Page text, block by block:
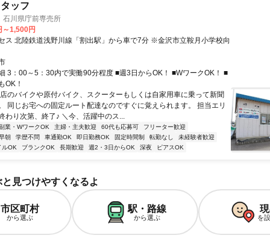
ッフ
川県庁前専売所
1,500円
ス 北陸鉄道浅野川線「割出駅」から車で7分 ※金沢市立鞍月小学校向
3：00～5：30内で実働90分程度 ■週3日からOK！ ■WワークOK！ ■
OK！
のバイクや原付バイク、スクーターもしくは自家用車に乗って新聞
同じお宅への固定ルート配達なのですぐに覚えられます。 担当エリ
わり次第、終了♪ ＼今、活躍中のス...
業・WワークOK 主婦・主夫歓迎 60代も応募可
フリーター歓迎
朝
学歴不問 車通勤OK 即日勤務OK 固定時間制 転勤なし
未経験者歓迎
ルOK
ブランクOK 長期歓迎 週2・3日からOK 深夜 ピアスOK
見つけやすくなるよ
市区町村
から選ぶ
駅・路線
から選ぶ を